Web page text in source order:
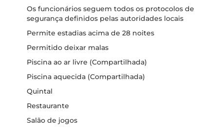
Os funcionários seguem todos os protocolos de
segurança definidos pelas autoridades locais
Permite estadias acima de 28 noites
Permitido deixar malas
Piscina ao ar livre (Compartilhada)
Piscina aquecida (Compartilhada)
Quintal
Restaurante
Salão de jogos